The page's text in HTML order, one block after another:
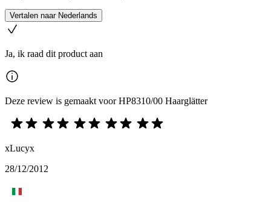
Vertalen naar Nederlands
Ja, ik raad dit product aan
Deze review is gemaakt voor HP8310/00 Haarglätter
xLucyx
28/12/2012